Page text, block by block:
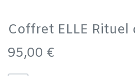
Coffret ELLE Rituel
95,00 €